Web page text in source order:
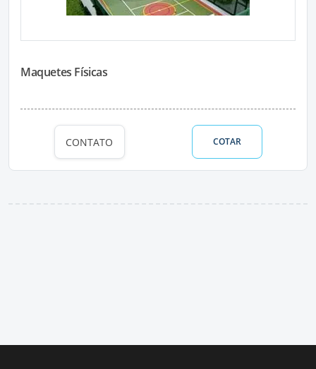
Maquetes Físicas
CONTATO COTAR